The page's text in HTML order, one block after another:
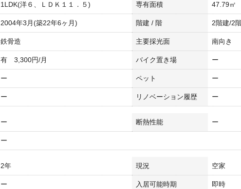
1LDK(洋６、ＬＤＫ１１．５) 専有面積 47.79㎡
2004年3月(築22年6ヶ月) 階建 / 階 2階建/2
鉄骨造 主要採光面 南向き
有 3,300円/月 バイク置き場 ー
ー ペット ー
ー リノベーション履歴 ー
ー 断熱性能 ー
ー
2年 現況 空家
ー 入居可能時期 即時